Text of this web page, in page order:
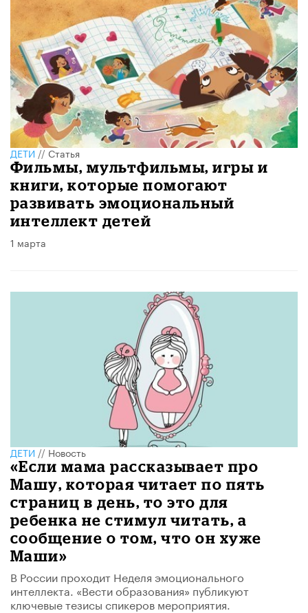
ДЕТИ//Статья
Фильмы, мультфильмы, игры и
книги, которые помогают
развивать эмоциональный
интеллект детей
1 марта
ДЕТИ//Новость
«Если мама рассказывает про
Машу, которая читает по пять
страниц в день, то это для
ребенка не стимул читать, а
сообщение о том, что он хуже
Маши»
В России проходит Неделя эмоционального
интеллекта. «Вести образования» публикуют
ключевые тезисы спикеров мероприятия.